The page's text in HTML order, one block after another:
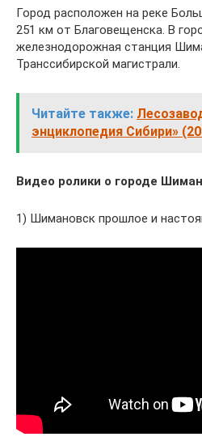
Город расположен на реке
251 км от Благовещенска. В
железнодорожная станция
Транссибирской магистрали.
Читайте также:
энциклопедия Сибири»
Видео ролики о городе
1) Шимановск прошлое и